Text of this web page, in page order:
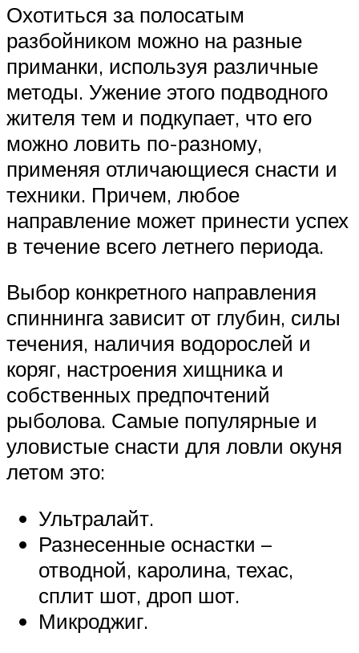
Охотиться за полосатым
разбойником можно на разные
приманки, используя различные
методы. Ужение этого подводного
жителя тем и подкупает, что его
можно ловить по-разному,
применяя отличающиеся снасти и
техники. Причем, любое
направление может принести успех
в течение всего летнего периода.
Выбор конкретного направления
спиннинга зависит от глубин, силы
течения, наличия водорослей и
коряг, настроения хищника и
собственных предпочтений
рыболова. Самые популярные и
уловистые снасти для ловли окуня
летом это:
Ультралайт.
Разнесенные оснастки –
отводной, каролина, техас,
сплит шот, дроп шот.
Микроджиг.